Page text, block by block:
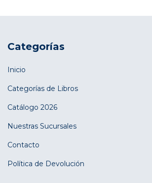
Categorías
Inicio
Categorías de Libros
Catálogo 2026
Nuestras Sucursales
Contacto
Política de Devolución